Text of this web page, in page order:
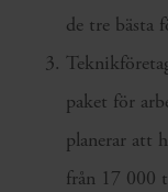
de tre bästa
paket för
planerar att
från 17 000